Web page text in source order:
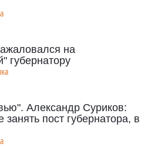
на
губернатору
Александр Суриков:
пост губернатора, в